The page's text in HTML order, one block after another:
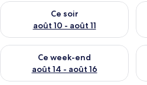
Ce soir
août 10 - août 11
Vérifier la disponibilité pour ce soir
Ce week-end
août 14 - août 16
Vérifier la disponibilité pour ce